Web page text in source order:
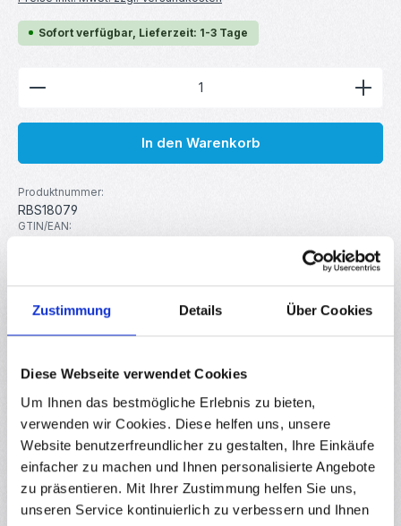
Zustimmung Details Über Cookies
Diese Webseite verwendet Cookies
Um Ihnen das bestmögliche Erlebnis zu bieten,
verwenden wir Cookies. Diese helfen uns, unsere
Website benutzerfreundlicher zu gestalten, Ihre Einkäufe
einfacher zu machen und Ihnen personalisierte Angebote
zu präsentieren. Mit Ihrer Zustimmung helfen Sie uns,
unseren Service kontinuierlich zu verbessern und Ihnen
Sofort verfügbar, Lieferzeit: 1-3 Tage
Produkt Anzahl: Gib den gewünschten Wert ein
In den Warenkorb
Produktnummer:
RBS18079
GTIN/EAN:
Beschreibung
1 kg yourDroid PLA 1.75 mm auf wiederverwendbarer Spule
gängigen 3D-… Mehr
Eigenschaften
Hersteller
Downloads